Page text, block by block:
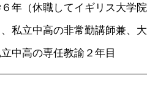
６年（休職してイギリス大
、私立中高の非常勤講師兼、
立中高の専任教諭２年目